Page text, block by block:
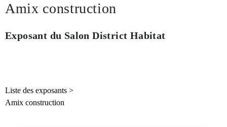
Amix construction
Exposant du Salon District Habitat
Liste des exposants >
Amix construction